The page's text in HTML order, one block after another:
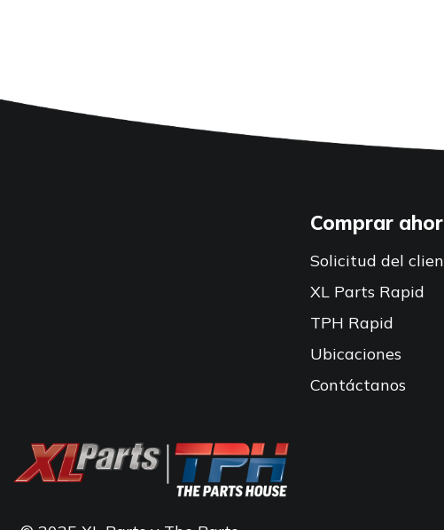
Comprar
Solicitud del
XL Parts Rapid
TPH Rapid
Ubicaciones
Contáctanos